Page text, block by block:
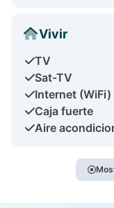
Vivir
TV
Sat-TV
Internet (WiFi)
Caja fuerte
Aire